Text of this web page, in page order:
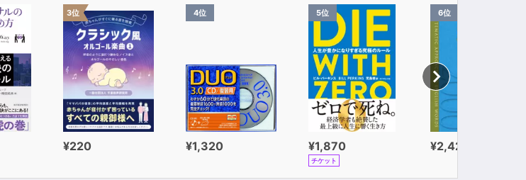
3位
¥220
4位
¥1,320
5位
¥1,870
チケット
6位
¥2,420